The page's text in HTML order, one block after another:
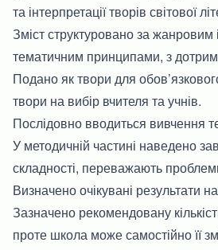
та інтерпретації творів світової
Зміст структуровано за
тематичним принципами, з
Подано як твори для
твори на вибір вчителя та учнів.
Послідовно вводиться вивчення
У методичній частині наведено
складності, переважають
Визначено очікувані результати
Зазначено рекомендовану
проте школа може самостійно її